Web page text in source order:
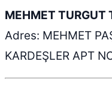
MEHMET TURGUT
Adres: MEHMET
KARDEŞLER APT